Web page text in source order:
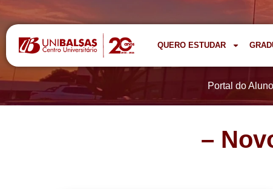
QUERO ESTUDAR
Portal do Aluno
–